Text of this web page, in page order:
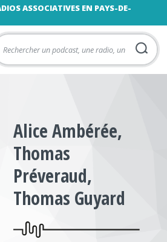
ASSOCIATIVES EN PAYS-DE-
Alice Ambérée,
Thomas
Préveraud,
Thomas Guyard